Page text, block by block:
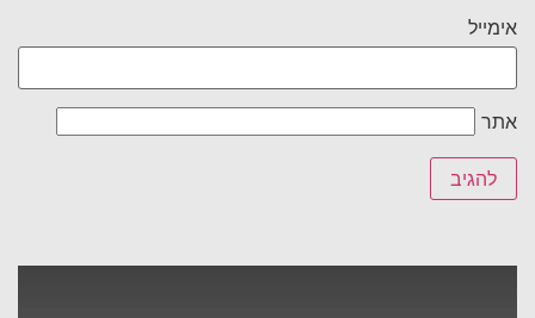
אימייל
אתר